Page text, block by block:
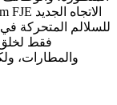
للسلالم المتحركة في
فقط لخلق
والمطارات،